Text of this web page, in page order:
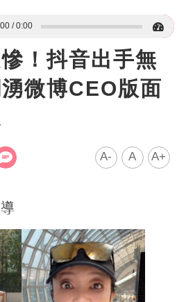
0:00
！抖音出手無
微博CEO版面
A- A A+